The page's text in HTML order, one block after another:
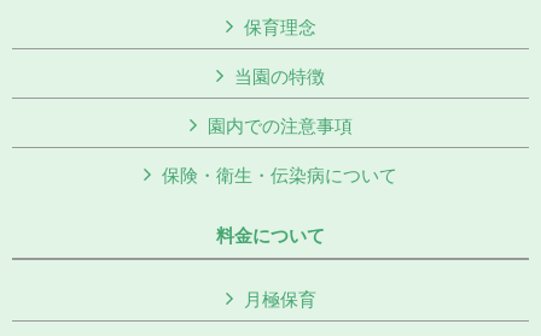
保育理念
当園の特徴
園内での注意事項
保険・衛生・伝染病について
料金について
月極保育